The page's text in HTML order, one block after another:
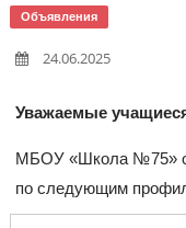
Объявления
24.06.2025
Уважаемые
МБОУ «Школа №75»
по следующим